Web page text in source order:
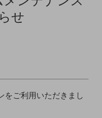
せ
をご利用いただきまし